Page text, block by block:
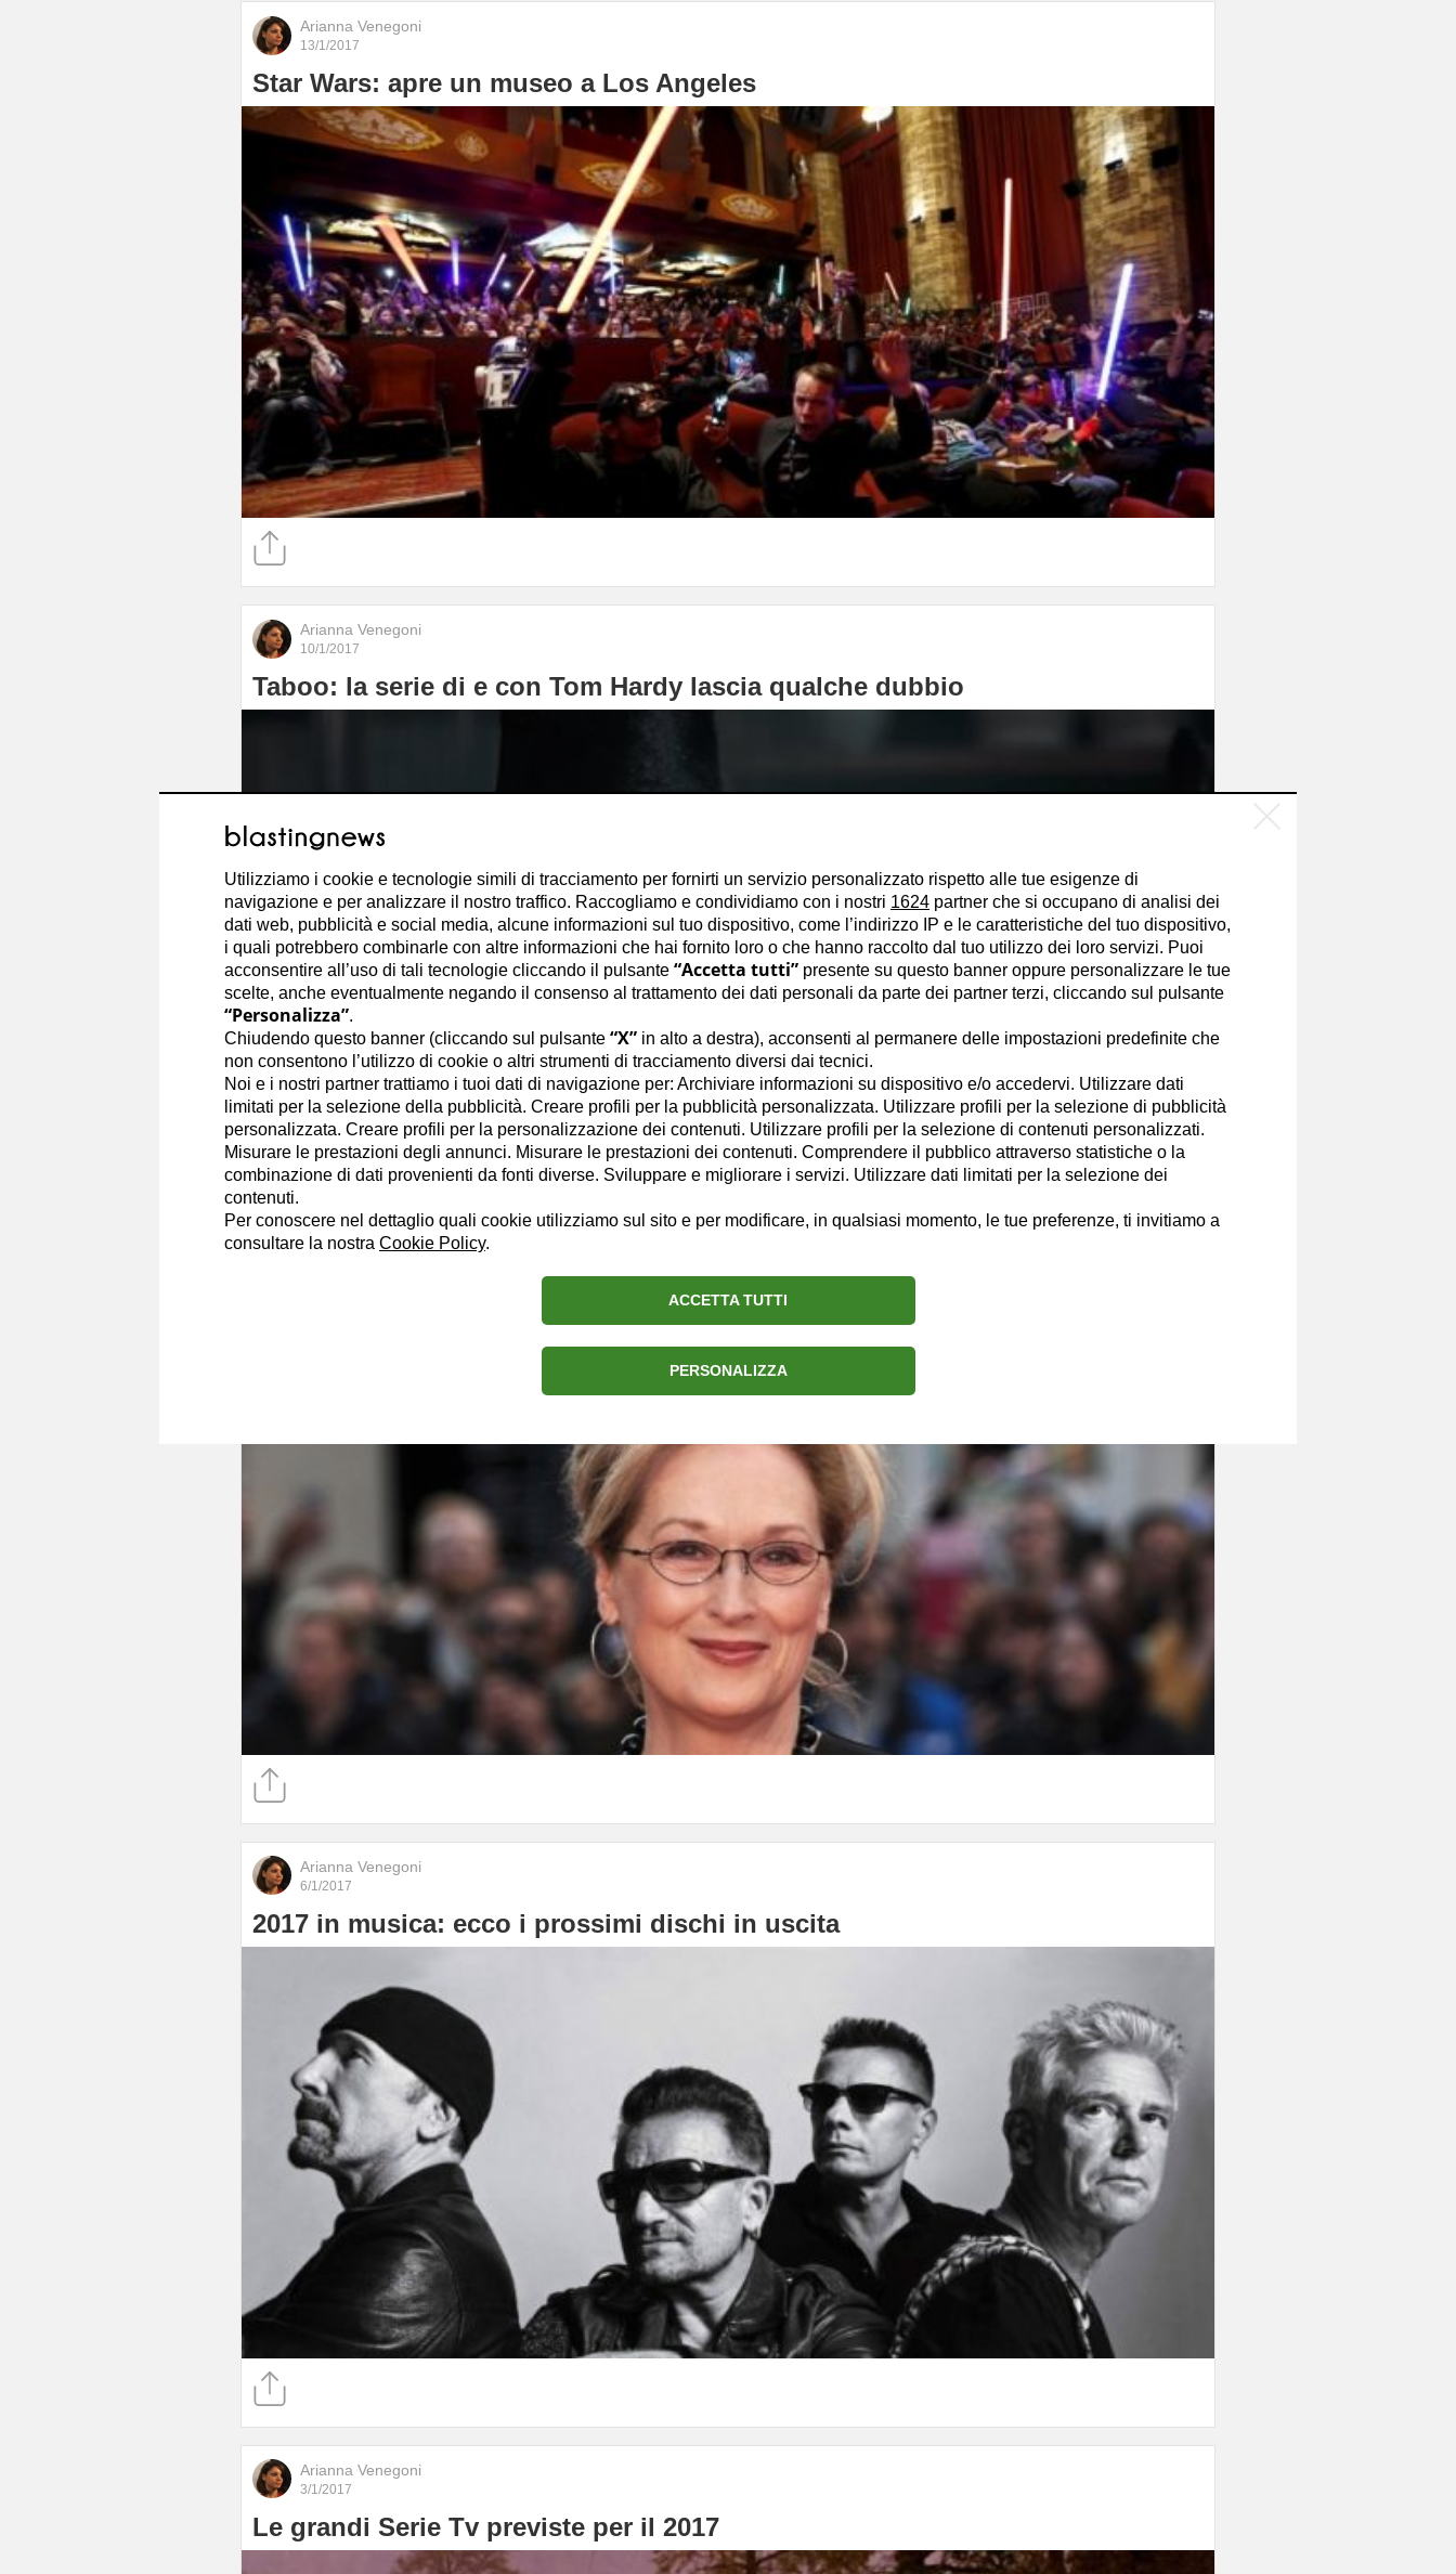
Arianna Venegoni
13/1/2017
Star Wars: apre un museo a Los Angeles
Arianna Venegoni
10/1/2017
Taboo: la serie di e con Tom Hardy lascia qualche dubbio
Arianna Venegoni
9/1/2017
Dalle dediche personali ai discorsi anti-Trump nella notte dei Golden Globe
Arianna Venegoni
6/1/2017
2017 in musica: ecco i prossimi dischi in uscita
Arianna Venegoni
3/1/2017
Le grandi Serie Tv previste per il 2017
Utilizziamo i cookie e tecnologie simili di tracciamento per fornirti un servizio personalizzato rispetto alle tue esigenze di
navigazione e per analizzare il nostro traffico. Raccogliamo e condividiamo con i nostri 1624 partner che si occupano di analisi dei
dati web, pubblicità e social media, alcune informazioni sul tuo dispositivo, come l’indirizzo IP e le caratteristiche del tuo dispositivo,
i quali potrebbero combinarle con altre informazioni che hai fornito loro o che hanno raccolto dal tuo utilizzo dei loro servizi. Puoi
acconsentire all’uso di tali tecnologie cliccando il pulsante “Accetta tutti” presente su questo banner oppure personalizzare le tue
scelte, anche eventualmente negando il consenso al trattamento dei dati personali da parte dei partner terzi, cliccando sul pulsante
“Personalizza”.
Chiudendo questo banner (cliccando sul pulsante “X” in alto a destra), acconsenti al permanere delle impostazioni predefinite che
non consentono l’utilizzo di cookie o altri strumenti di tracciamento diversi dai tecnici.
Noi e i nostri partner trattiamo i tuoi dati di navigazione per: Archiviare informazioni su dispositivo e/o accedervi. Utilizzare dati
limitati per la selezione della pubblicità. Creare profili per la pubblicità personalizzata. Utilizzare profili per la selezione di pubblicità
personalizzata. Creare profili per la personalizzazione dei contenuti. Utilizzare profili per la selezione di contenuti personalizzati.
Misurare le prestazioni degli annunci. Misurare le prestazioni dei contenuti. Comprendere il pubblico attraverso statistiche o la
combinazione di dati provenienti da fonti diverse. Sviluppare e migliorare i servizi. Utilizzare dati limitati per la selezione dei
contenuti.
Per conoscere nel dettaglio quali cookie utilizziamo sul sito e per modificare, in qualsiasi momento, le tue preferenze, ti invitiamo a
consultare la nostra Cookie Policy.
ACCETTA TUTTI
PERSONALIZZA